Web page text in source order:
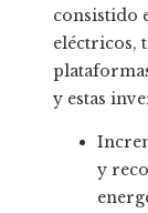
consistido
eléctricos,
y estas
y